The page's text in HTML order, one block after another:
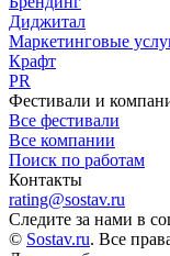
Диджитал
Маркетинговые
Крафт
PR
Фестивали и
Все фестивали
Все компании
Поиск по работам
Контакты
rating@sostav.ru
Следите за нами в
© Sostav.ru. Все